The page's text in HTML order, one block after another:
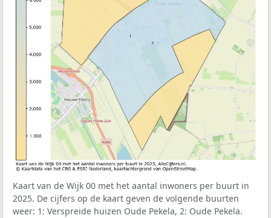
Kaart van de Wijk 00 met het aantal inwoners per buurt in
2025. De cijfers op de kaart geven de volgende buurten
weer: 1: Verspreide huizen Oude Pekela, 2: Oude Pekela.